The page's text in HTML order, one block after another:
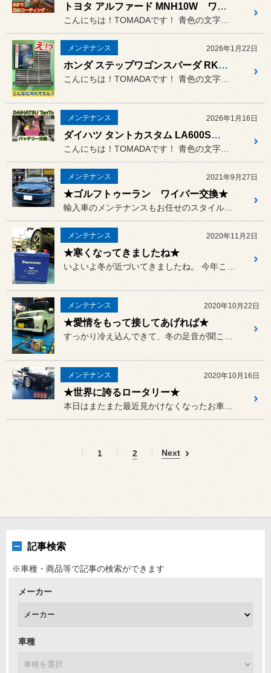
トヨタ アルファード MNH10W ワイパー交換
メンテナンス 2026年1月22日
ホンダ ステップワゴンスパーダ RK5 エアコンフィルター交換
メンテナンス 2026年1月16日
ダイハツ タントカスタム LA600S バッテリー交換〈caos装着〉
メンテナンス 2021年9月27日
★ゴルフトゥーラン ワイパー交換★
メンテナンス 2020年11月2日
★寒くなってきましたね★
メンテナンス 2020年10月22日
★愛情をもって接してあげれば★
メンテナンス 2020年10月16日
★世界に誇るロータリー★
本日はまたまた最近見かけなくなったお車のメンテナンスのご紹介です！
1 2 Next
記事検索
※車種・商品等で記事の検索ができます
メーカー
車種